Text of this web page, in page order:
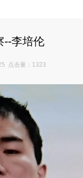
--李培伦
点击量：1323